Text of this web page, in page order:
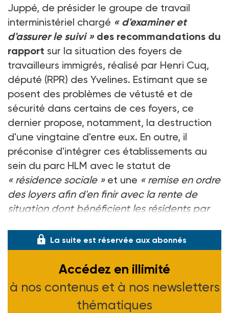
Juppé, de présider le groupe de travail
interministériel chargé « d'examiner et
d'assurer le suivi » des recommandations du
rapport sur la situation des foyers de
travailleurs immigrés, réalisé par Henri Cuq,
député (RPR) des Yvelines. Estimant que se
posent des problèmes de vétusté et de
sécurité dans certains de ces foyers, ce
dernier propose, notamment, la destruction
d'une vingtaine d'entre eux. En outre, il
préconise d'intégrer ces établissements au
sein du parc HLM avec le statut de
« résidence sociale »et une « remise en ordre
des loyers afin d'en finir avec la rente de
situation dont bénéficient les résidents par
La suite est réservée aux abonnés
Accédez en illimité
à nos contenus et à nos newsletters
thématiques